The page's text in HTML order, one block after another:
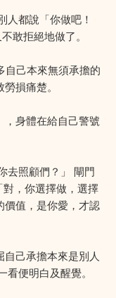
人都說「你做吧！
敢拒絕地做了。
自己本來無須承擔的
損痛楚。
身體在給自己警號
去照顧們？」 閘門
，你選擇做，選擇
價值，是你愛，才認
己承擔本來是別人
便明白及醒覺。